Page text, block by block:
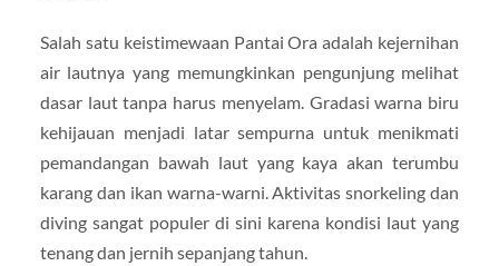
Salah satu keistimewaan Pantai Ora adalah kejernihan
air lautnya yang memungkinkan pengunjung melihat
dasar laut tanpa harus menyelam. Gradasi warna biru
kehijauan menjadi latar sempurna untuk menikmati
pemandangan bawah laut yang kaya akan terumbu
karang dan ikan warna-warni. Aktivitas snorkeling dan
diving sangat populer di sini karena kondisi laut yang
tenang dan jernih sepanjang tahun.